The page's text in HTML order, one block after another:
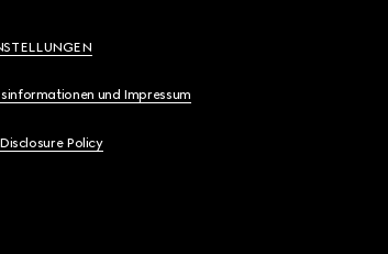
und Impressum
Policy